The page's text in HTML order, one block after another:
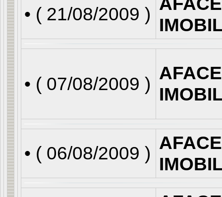
• ( 21/08/2009 )
• ( 07/08/2009 )
• ( 06/08/2009 )